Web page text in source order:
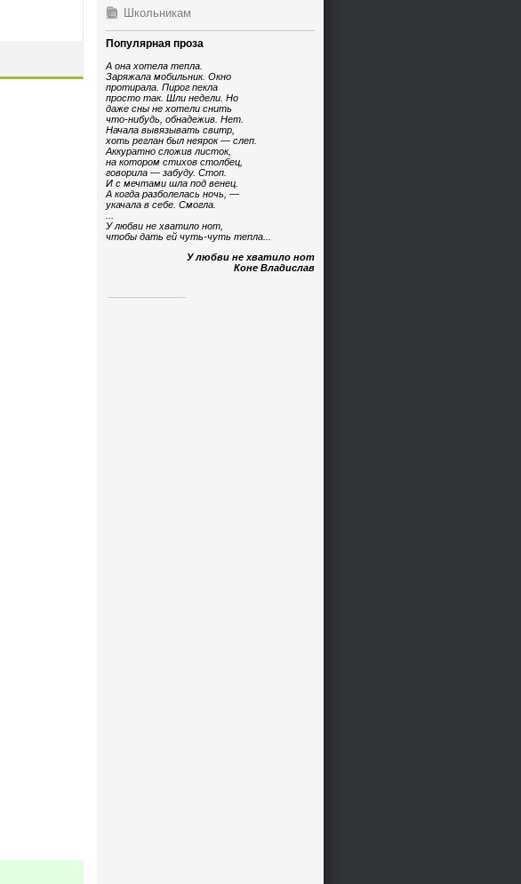
Школьникам
Популярная проза
А она хотела тепла.
Заряжала мобильник. Окно
протирала. Пирог пекла
просто так. Шли недели. Но
даже сны не хотели снить
что-нибудь, обнадежив. Нет.
Начала вывязывать свитр,
хоть реглан был неярок — слеп.
Аккуратно сложив листок,
на котором стихов столбец,
говорила — забуду. Стоп.
И с мечтами шла под венец.
А когда разболелась ночь, —
укачала в себе. Смогла.
У любви не хватило нот,
чтобы дать ей чуть-чуть тепла...
У любви не хватило нот
Коне Владислав